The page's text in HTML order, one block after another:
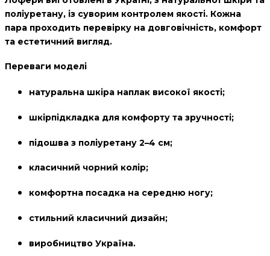
поліуретану, із суворим контролем якості. Кожна
пара проходить перевірку на довговічність, комфорт
та естетичний вигляд.
Переваги моделі
натуральна шкіра наплак високої якості;
шкірпідкладка для комфорту та зручності;
підошва з поліуретану 2–4 см;
класичний чорний колір;
комфортна посадка на середню ногу;
стильний класичний дизайн;
виробництво Україна.